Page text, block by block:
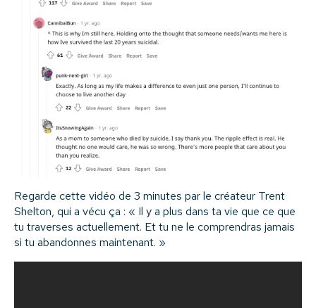
Regarde cette vidéo de 3 minutes par le créateur Trent
Shelton, qui a vécu ça : « Il y a plus dans ta vie que ce que
tu traverses actuellement. Et tu ne le comprendras jamais
si tu abandonnes maintenant. »